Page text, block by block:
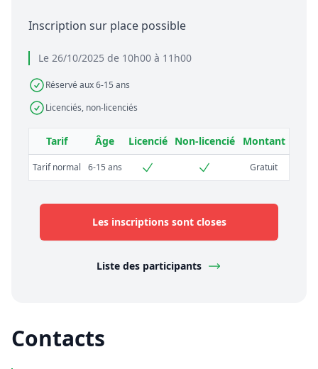
Le 26/10/2025 de 10h00 à 11h00
Réservé aux 6-15 ans
Licenciés, non-licenciés
Inscription sur place possible
Tarif Âge Licencié Non-licencié Montant
Tarif normal 6-15 ans Gratuit
Les inscriptions sont closes
Liste des participants
Contacts